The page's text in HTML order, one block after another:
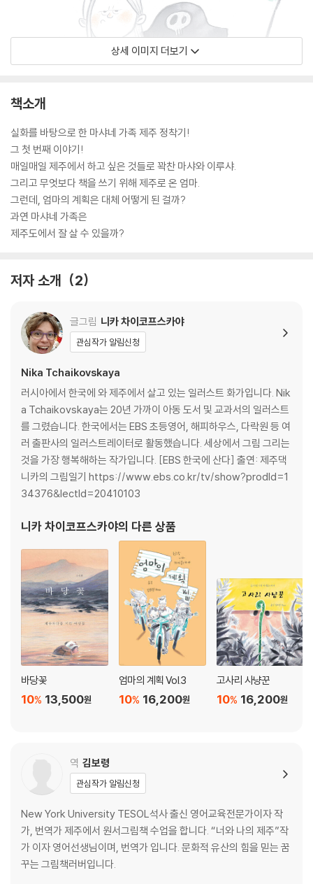
상세 이미지 더보기
책소개
실화를 바탕으로 한 마샤네 가족 제주 정착기!
그 첫 번째 이야기!
매일매일 제주에서 하고 싶은 것들로 꽉찬 마샤와 이루샤.
그리고 무엇보다 책을 쓰기 위해 제주로 온 엄마.
그런데, 엄마의 계획은 대체 어떻게 된 걸까?
과연 마샤네 가족은
제주도에서 잘 살 수 있을까?
저자 소개 2
글그림 니카 차이코프스카야
관심작가 알림신청
Nika Tchaikovskaya
러시아에서 한국에 와 제주에서 살고 있는 일러스트 화가입니다. Nik
a Tchaikovskaya는 20년 가까이 아동 도서 및 교과서의 일러스트
를 그렸습니다. 한국에서는 EBS 초등영어, 해피하우스, 다락원 등 여
러 출판사의 일러스트레이터로 활동했습니다. 세상에서 그림 그리는
것을 가장 행복해하는 작가입니다. [EBS 한국에 산다] 출연: 제주댁
니카의 그림일기 https://www.ebs.co.kr/tv/show?prodId=1
34376&lectId=20410103
니카 차이코프스카야의 다른 상품
바당꽃
13,500원
10%
엄마의 계획 Vol.3
16,200원
10%
고사리 사냥꾼
16,200원
10%
역 김보령
관심작가 알림신청
New York University TESOL석사 출신 영어교육전문가이자 작
가, 번역가 제주에서 원서그림책 수업을 합니다. “너와 나의 제주”작
가 이자 영어선생님이며, 번역가 입니다. 문화적 유산의 힘을 믿는 꿈
꾸는 그림책러버입니다.